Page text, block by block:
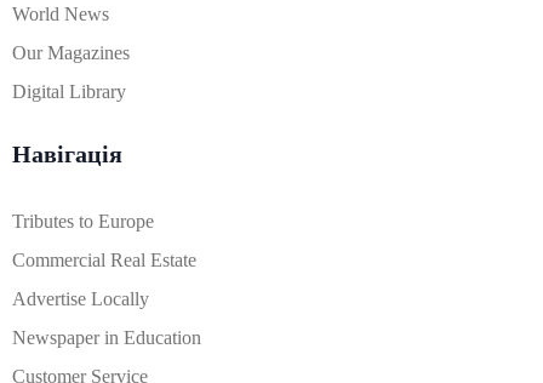
World News
Our Magazines
Digital Library
Навігація
Tributes to Europe
Commercial Real Estate
Advertise Locally
Newspaper in Education
Customer Service